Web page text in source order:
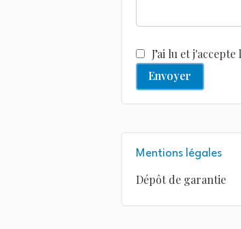
J’ai lu et j'accepte
Envoyer
Mentions légales
Dépôt de garantie